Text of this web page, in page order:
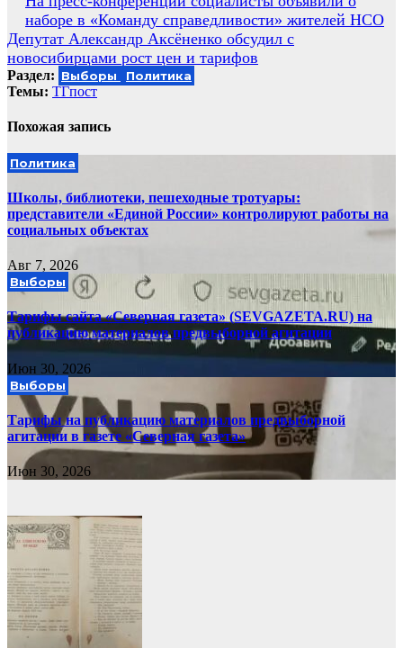
по
записям
наборе в «Команду справедливости» жителей НСО
Депутат Александр Аксёненко обсудил с
новосибирцами рост цен и тарифов
Раздел: Выборы Политика
Темы: ТГпост
Похожая запись
Политика
Школы, библиотеки, пешеходные тротуары:
представители «Единой России» контролируют работы на
социальных объектах
Авг 7, 2026
Выборы
Тарифы сайта «Северная газета» (SEVGAZETA.RU) на
публикацию материалов предвыборной агитации
Июн 30, 2026
Выборы
Тарифы на публикацию материалов предвыборной
агитации в газете «Северная газета»
Июн 30, 2026